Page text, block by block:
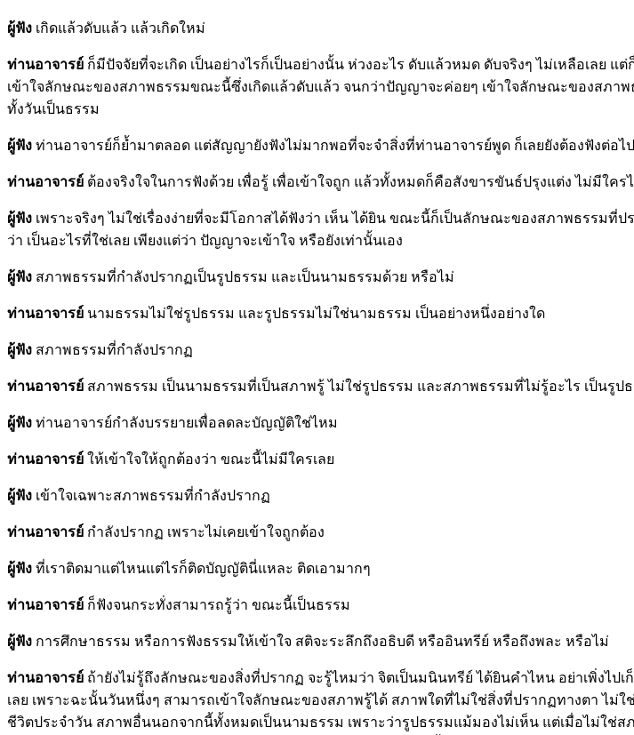
ผู้ฟัง เกิดแล้วดับแล้ว แล้วเกิดใหม่
ท่านอาจารย์ ก็มีปัจจัยที่จะเกิด เป็นอย่างไรก็เป็นอย่างนั้น ห่วงอะไร ดับแล้วหมด ดับจริงๆ ไม่เหลือเลย
เข้าใจลักษณะของสภาพธรรมขณะนี้ซึ่งเกิดแล้วดับแล้ว จนกว่าปัญญาจะค่อยๆ เข้าใจลักษณะของสภา
ทั้งวันเป็นธรรม
ผู้ฟัง ท่านอาจารย์ก็ย้ำมาตลอด แต่สัญญายังฟังไม่มากพอที่จะจำสิ่งที่ท่านอาจารย์พูด ก็เลยยังต้องฟังต่อไ
ท่านอาจารย์ ต้องจริงใจในการฟังด้วย เพื่อรู้ เพื่อเข้าใจถูก แล้วทั้งหมดก็คือสังขารขันธ์ปรุงแต่ง ไม่มีใค
ผู้ฟัง เพราะจริงๆ ไม่ใช่เรื่องง่ายที่จะมีโอกาสได้ฟังว่า เห็น ได้ยิน ขณะนี้ก็เป็นลักษณะของสภาพธรรม
ว่า เป็นอะไรที่ใช่เลย เพียงแต่ว่า ปัญญาจะเข้าใจ หรือยังเท่านั้นเอง
ผู้ฟัง สภาพธรรมที่กำลังปรากฏเป็นรูปธรรม และเป็นนามธรรมด้วย หรือไม่
ท่านอาจารย์ นามธรรมไม่ใช่รูปธรรม และรูปธรรมไม่ใช่นามธรรม เป็นอย่างหนึ่งอย่างใด
ผู้ฟัง สภาพธรรมที่กำลังปรากฏ
ท่านอาจารย์ สภาพธรรม เป็นนามธรรมที่เป็นสภาพรู้ ไม่ใช่รูปธรรม และสภาพธรรมที่ไม่รู้อะไร เป็นรูป
ผู้ฟัง ท่านอาจารย์กำลังบรรยายเพื่อลดละบัญญัติใช่ไหม
ท่านอาจารย์ ให้เข้าใจให้ถูกต้องว่า ขณะนี้ไม่มีใครเลย
ผู้ฟัง เข้าใจเฉพาะสภาพธรรมที่กำลังปรากฏ
ท่านอาจารย์ กำลังปรากฏ เพราะไม่เคยเข้าใจถูกต้อง
ผู้ฟัง ที่เราติดมาแต่ไหนแต่ไรก็ติดบัญญัตินี่แหละ ติดเอามากๆ
ท่านอาจารย์ ก็ฟังจนกระทั่งสามารถรู้ว่า ขณะนี้เป็นธรรม
ผู้ฟัง การศึกษาธรรม หรือการฟังธรรมให้เข้าใจ สติจะระลึกถึงอธิบดี หรืออินทรีย์ หรือถึงพละ หรือไม่
ท่านอาจารย์ ถ้ายังไม่รู้ถึงลักษณะของสิ่งที่ปรากฏ จะรู้ไหมว่า จิตเป็นมนินทรีย์ ได้ยินคำไหน อย่าเพิ่งไป
เลย เพราะฉะนั้นวันหนึ่งๆ สามารถเข้าใจลักษณะของสภาพรู้ได้ สภาพใดที่ไม่ใช่สิ่งที่ปรากฏทางตา ไม่
ชีวิตประจำวัน สภาพอื่นนอกจากนี้ทั้งหมดเป็นนามธรรม เพราะว่ารูปธรรมแม้มองไม่เห็น แต่เมื่อไม่ใช่